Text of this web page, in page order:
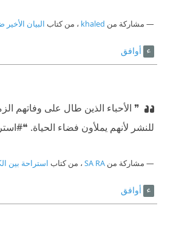
مشاركة من khaled ، من كتاب البيان
أوافق
❞ الأحباء الذين طال على وفاتهم
للنشر لأنهم يملأون فضاء الحياة. ❝
مشاركة منSA RA ، من كتاب استراحة بين
أوافق